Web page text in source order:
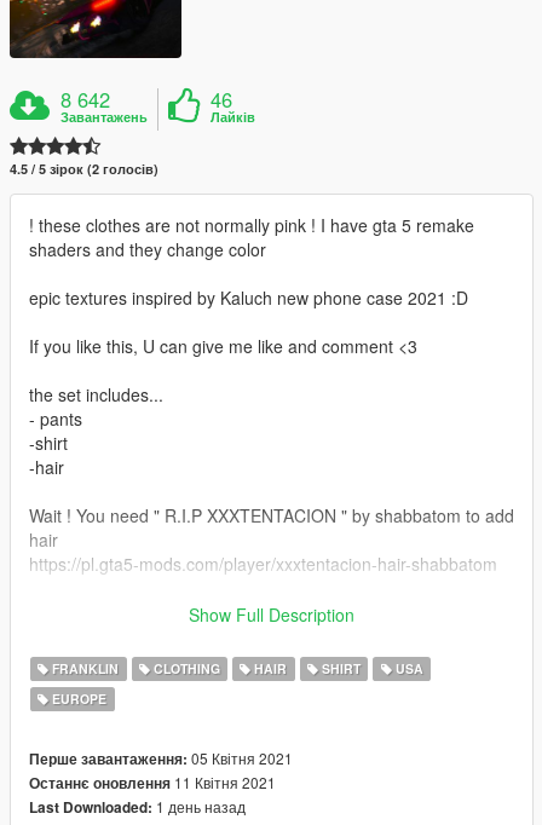
8 642
Завантажень
46
Лайків
4.5 / 5 зірок (2 голосів)
! these clothes are not normally pink ! I have gta 5 remake
shaders and they change color
epic textures inspired by Kaluch new phone case 2021 :D
If you like this, U can give me like and comment <3
the set includes...
- pants
-shirt
-hair
Wait ! You need " R.I.P XXXTENTACION " by shabbatom to add
hair
https://pl.gta5-mods.com/player/xxxtentacion-hair-shabbatom
for hair
-open iv
-
-
go open iv/ allow edit mode/ mods/ x64v.rpf/ models/ cdimages/
streampeds players.rpf/ player one/ Replace lowr 21 uni. ytd ,
Show Full Description
FRANKLIN CLOTHING HAIR SHIRT
USA
EUROPE
Перше завантаження: 05 Квітня 2021
Останнє оновлення 11 Квітня 2021
Last Downloaded: 1 день назад